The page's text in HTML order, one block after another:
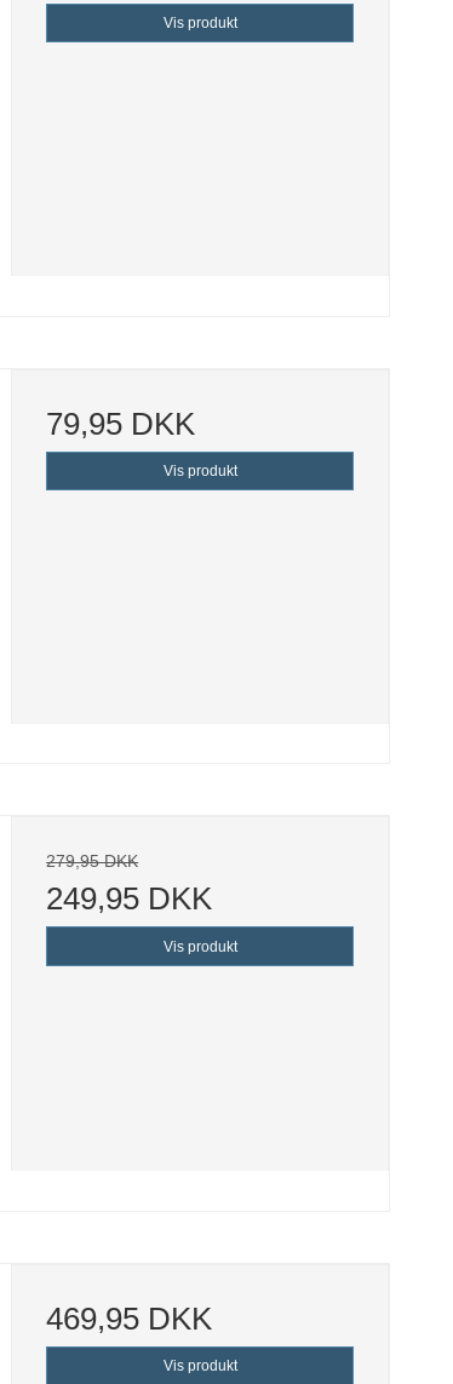
Vis produkt
79,95 DKK
Vis produkt
279,95 DKK
249,95 DKK
Vis produkt
469,95 DKK
Vis produkt